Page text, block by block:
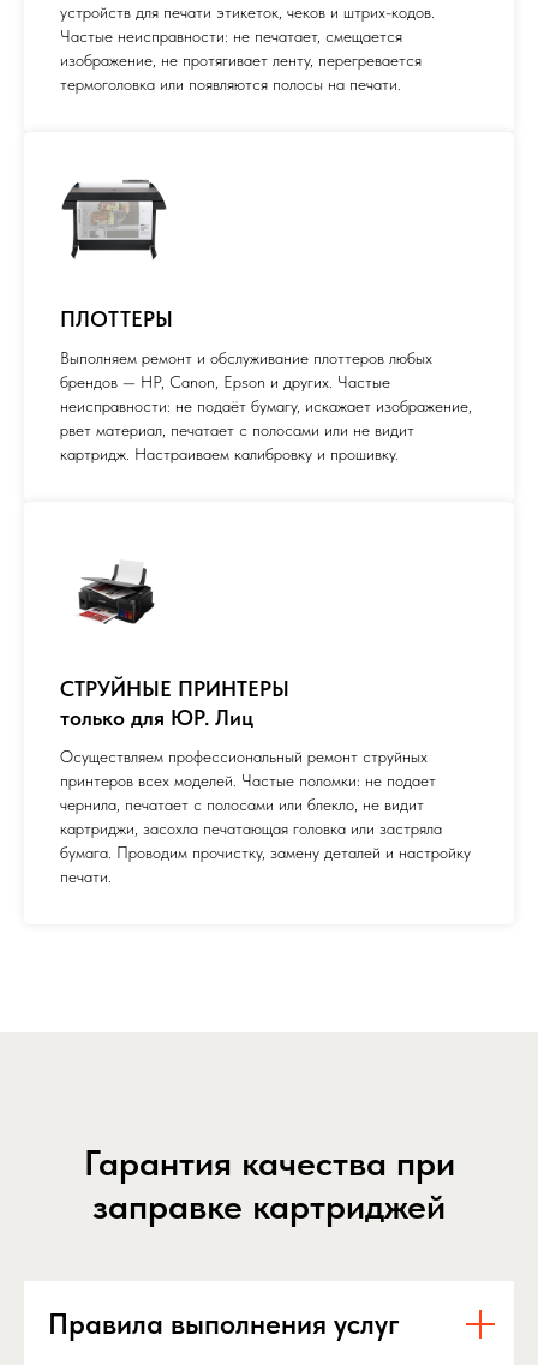
устройств для печати этикеток, чеков и штрих-кодов.
Частые неисправности: не печатает, смещается
изображение, не протягивает ленту, перегревается
термоголовка или появляются полосы на печати.
ПЛОТТЕРЫ
Выполняем ремонт и обслуживание плоттеров любых
брендов — HP, Canon, Epson и других. Частые
неисправности: не подаёт бумагу, искажает изображение,
рвет материал, печатает с полосами или не видит
картридж. Настраиваем калибровку и прошивку.
СТРУЙНЫЕ ПРИНТЕРЫ
только для ЮР. Лиц
Осуществляем профессиональный ремонт струйных
принтеров всех моделей. Частые поломки: не подает
чернила, печатает с полосами или блекло, не видит
картриджи, засохла печатающая головка или застряла
бумага. Проводим прочистку, замену деталей и настройку
печати.
Гарантия качества при
заправке картриджей
Правила выполнения услуг